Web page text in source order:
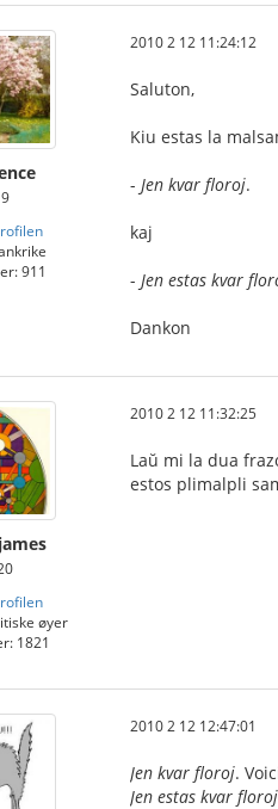
911
2010 2 12 11:24:12
Saluton,
Kiu estas la
- Jen kvar floroj.
kaj
- Jen estas kvar
Dankon
øyer
1821
2010 2 12 11:32:25
Laŭ mi la dua
estos plimalpli
2010 2 12 12:47:01
Jen kvar floroj.
Jen estas kvar floroj